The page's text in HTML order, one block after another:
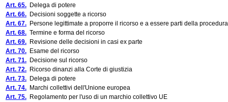
Art. 65. Delega di potere
Art. 66. Decisioni soggette a ricorso
Art. 67. Persone legittimate a proporre il ricorso e a essere parti della procedura
Art. 68. Termine e forma del ricorso
Art. 69. Revisione delle decisioni in casi ex parte
Art. 70. Esame del ricorso
Art. 71. Decisione sul ricorso
Art. 72. Ricorso dinanzi alla Corte di giustizia
Art. 73. Delega di potere
Art. 74. Marchi collettivi dell'Unione europea
Art. 75. Regolamento per l'uso di un marchio collettivo UE